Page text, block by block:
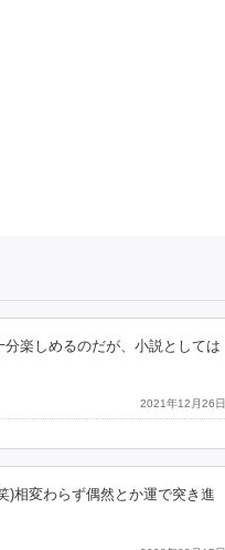
楽しめるのだが、小説としては
2021年12月26日
)相変わらず偶然とか運で突き進